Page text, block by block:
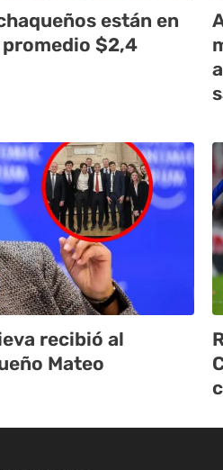
están en
promedio $2,4
recibió al
Mateo